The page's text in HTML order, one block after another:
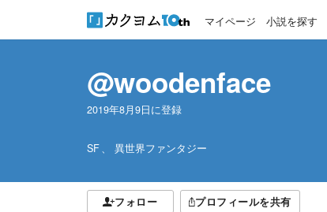
マイページ 小説を探す
@woodenface
2019年8月9日に登録
SF 異世界ファンタジー
フォロー プロフィールを共有